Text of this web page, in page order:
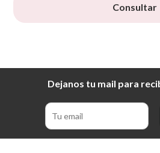
Consultar
Dejanos tu mail para